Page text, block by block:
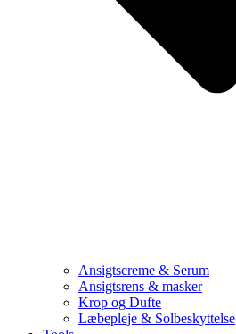
Ansigtscreme & Serum
Ansigtsrens & masker
Krop og Dufte
Læbepleje & Solbeskyttelse